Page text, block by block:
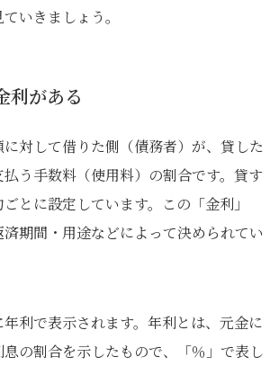
いきましょう。
利がある
対して借りた側（債務者）が、貸した
う手数料（使用料）の割合です。貸す
とに設定しています。この「金利」
期間・用途などによって決められてい
利で表示されます。年利とは、元金に
の割合を示したもので、「％」で表し